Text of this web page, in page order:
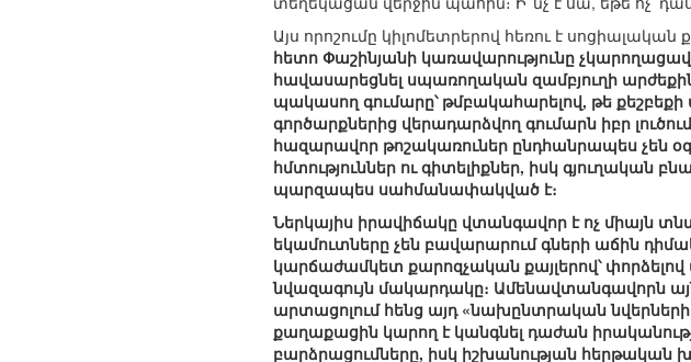
Այս որոշումը կիլոմետրերով հեռու է
հետո Փաշինյանի կառավարությունը
հավասարեցնել սպառողական զամբյուղի
պակասող գումարը՝ թմբակահարելով, թե
գործարքներից վերադարձվող գումարն իբր
հազարավոր թոշակառուներ ընդհանրապես չեն
հմտություններ ու գիտելիքներ, իսկ գյուղական
պարզապես սահմանափակված է։
Ներկայիս իրավիճակը վտանգավոր է ոչ միայն
եկամուտները չեն բավարարում գների աճին
կարճաժամկետ քարոզչական քայլերով՝
նվազագույն մակարդակը։ Ամենավտանգավորն
արտացոլում հենց այդ «նախընտրական
քաղաքացին կարող է կանգնել դաժան
բարձրացումները, իսկ իշխանության հերթական